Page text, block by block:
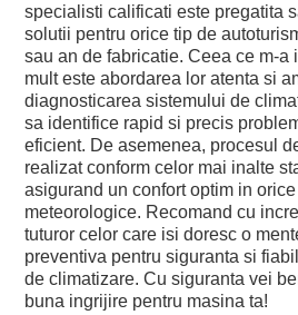
specialisti calificati este pregatita
solutii pentru orice tip de
sau an de fabricatie. Ceea ce m-a
mult este abordarea lor atenta si
diagnosticarea sistemului de
sa identifice rapid si precis
eficient. De asemenea, procesul
realizat conform celor mai inalte
asigurand un confort optim in
meteorologice. Recomand cu
tuturor celor care isi doresc o
preventiva pentru siguranta si
de climatizare. Cu siguranta vei
buna ingrijire pentru masina ta!